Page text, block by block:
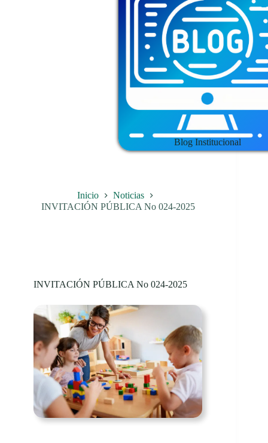
Blog Institucional
Inicio
Noticias
INVITACIÓN PÚBLICA No 024-2025
INVITACIÓN PÚBLICA No 024-2025